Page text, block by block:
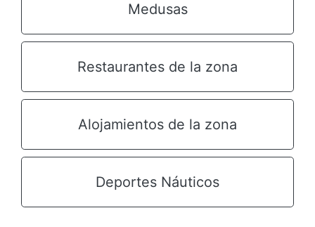
Medusas
Restaurantes de la zona
Alojamientos de la zona
Deportes Náuticos